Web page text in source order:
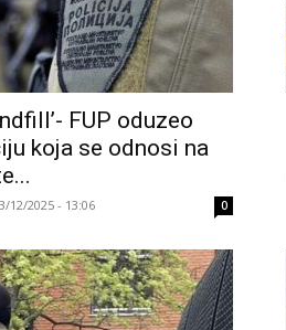
FUP oduzeo
koja se odnosi na
12/2025 - 13:06 0